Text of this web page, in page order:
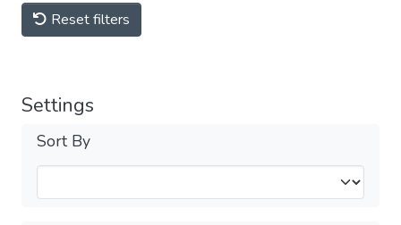
Reset filters
Settings
Sort By